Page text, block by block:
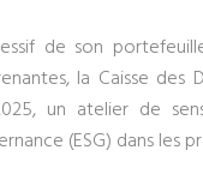
de son
la Caisse
un atelier de
(ESG) dans les